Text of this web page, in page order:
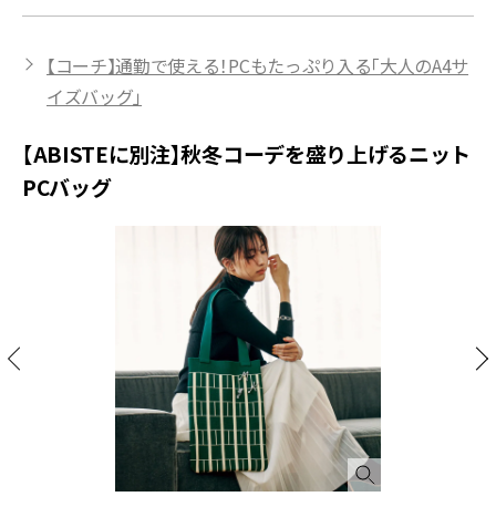
【コーチ】通勤で使える！PCもたっぷり入る「大人のA4サ
イズバッグ」
【ABISTEに別注】秋冬コーデを盛り上げるニット
PCバッグ